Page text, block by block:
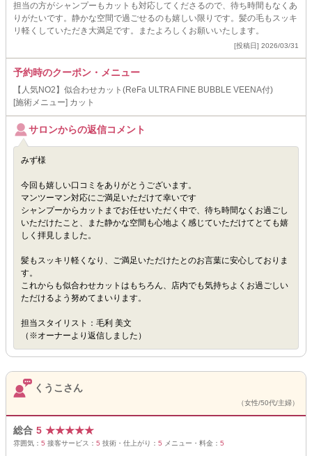
担当の方がシャンプーもカットも対応してくださるので、待ち時間もなくあ
りがたいです。静かな空間で過ごせるのも嬉しい限りです。髪の毛もスッキ
リ軽くしていただき大満足です。またよろしくお願いいたします。
[投稿日] 2026/03/31
予約時のクーポン・メニュー
【人気NO2】似合わせカット(ReFa ULTRA FINE BUBBLE VEENA付)
[施術メニュー] カット
サロンからの返信コメント
みず様
今回も嬉しい口コミをありがとうございます。
マンツーマン対応にご満足いただけて幸いです
シャンプーからカットまでお任せいただく中で、待ち時間なくお過ごし
いただけたこと、また静かな空間も心地よく感じていただけてとても嬉
しく拝見しました。
髪もスッキリ軽くなり、ご満足いただけたとのお言葉に安心しておりま
す。
これからも似合わせカットはもちろん、店内でも気持ちよくお過ごしい
ただけるよう努めてまいります。
担当スタイリスト：毛利 美文
（※オーナーより返信しました）
くうこさん
（女性/50代/主婦）
総合 5 ★★★★★
雰囲気： 5 接客サービス： 5 技術・仕上がり： 5 メニュー・料金： 5